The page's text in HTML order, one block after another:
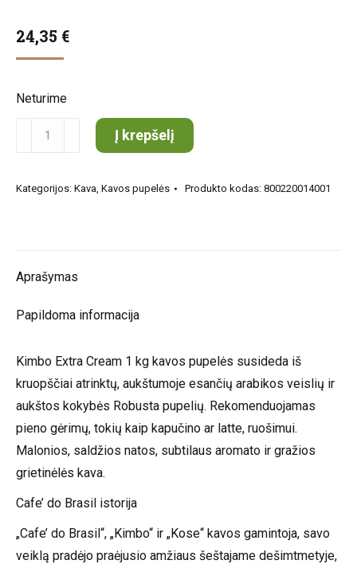
24,35 €
Neturime
produkto
kiekis:
Espresso
kavos
pupelės
Į krepšelį
Kategorijos: Kava, Kavos pupelės Produkto kodas: 800220014001
Aprašymas
Papildoma informacija
Kimbo Extra Cream 1 kg kavos pupelės susideda iš
kruopščiai atrinktų, aukštumoje esančių arabikos veislių ir
aukštos kokybės Robusta pupelių. Rekomenduojamas
pieno gėrimų, tokių kaip kapučino ar latte, ruošimui.
Malonios, saldžios natos, subtilaus aromato ir gražios
grietinėlės kava.
Cafe’ do Brasil istorija
„Cafe’ do Brasil“, „Kimbo“ ir „Kose“ kavos gamintoja, savo
veiklą pradėjo praėjusio amžiaus šeštajame dešimtmetyje,